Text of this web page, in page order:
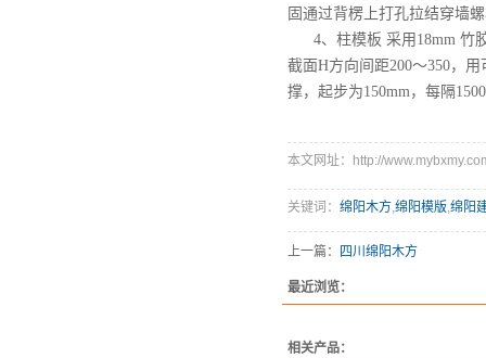
固通过背楞上打孔拉结穿墙
4、柱模板 采用18mm 竹
截面H方向间距200～350，
撑，起步为150mm，每隔
本文网址：http://
关键词： 绵阳木方,绵阳模版,绵阳
上一篇： 四川绵阳木方
最近浏览：
相关产品：